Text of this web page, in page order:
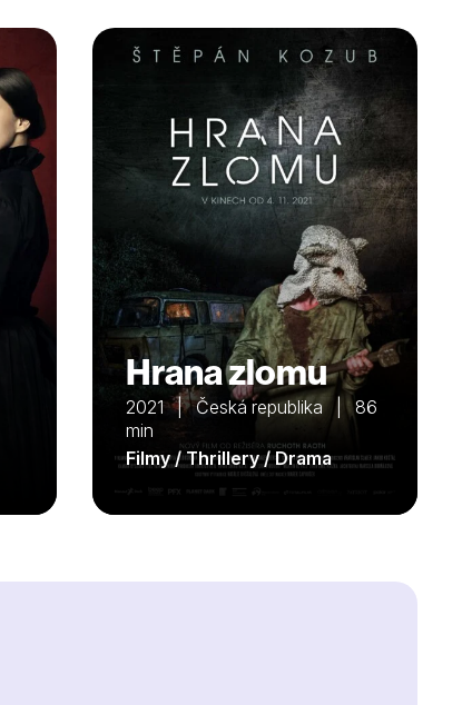
Hrana zlomu
2021 | Česká republika | 86
min
Filmy / Thrillery / Drama